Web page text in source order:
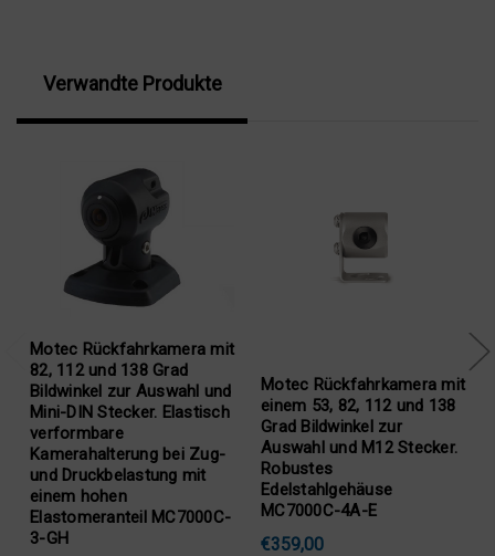
Verwandte Produkte
Rückfahrkamera mit
53, 82, 112 und 138
Bildwinkel zur
und M12 Stecker.
4A-E
einem 70 und 90 Grad
Bildwinkel zur Auswahl und
einem Mini-DIN Stecker.
Robustes Aluminium-
gehäuse eloxiert und
lackiert MC6000D-3
€558,00
Motec
82, 112
M12